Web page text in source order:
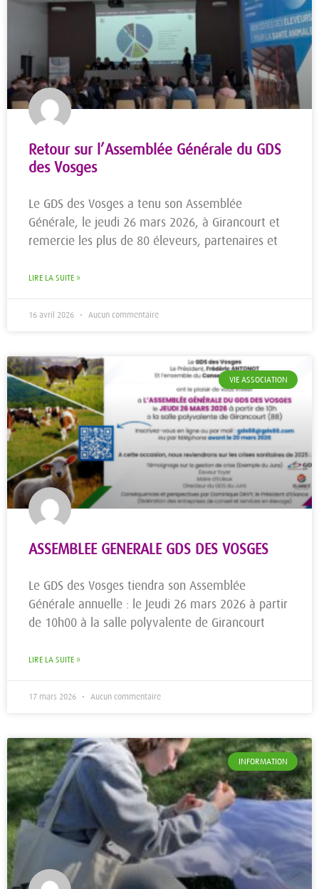
Retour sur l’Assemblée Générale du GDS
des Vosges
Le GDS des Vosges a tenu son Assemblée
Générale, le jeudi 26 mars 2026, à Girancourt et
remercie les plus de 80 éleveurs, partenaires et
LIRE LA SUITE »
16 avril 2026 Aucun commentaire
VIE ASSOCIATION
ASSEMBLEE GENERALE GDS DES VOSGES
Le GDS des Vosges tiendra son Assemblée
Générale annuelle : le Jeudi 26 mars 2026 à partir
de 10h00 à la salle polyvalente de Girancourt
LIRE LA SUITE »
17 mars 2026 Aucun commentaire
INFORMATION